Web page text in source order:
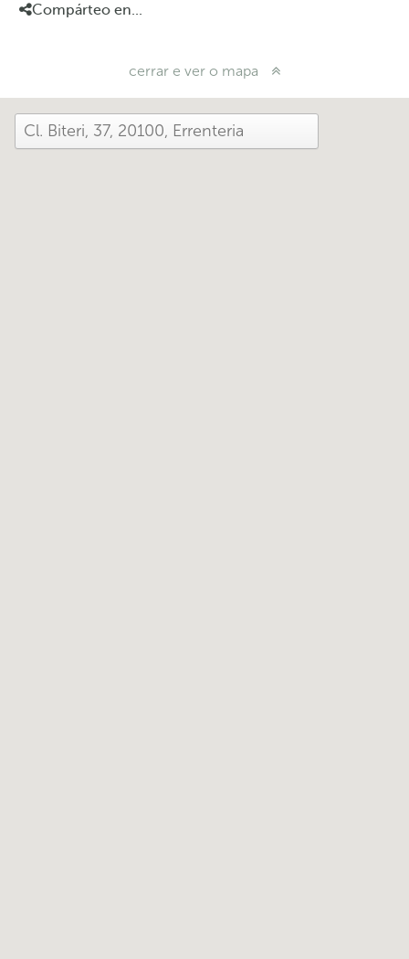
Compárteo en...
cerrar e ver o mapa